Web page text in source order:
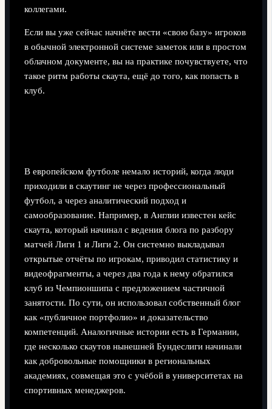
коллегами.
Если вы уже сейчас начнёте вести «свою базу» игроков
в обычной электронной системе заметок или в простом
облачном документе, вы на практике почувствуете, что
такое ритм работы скаута, ещё до того, как попасть в
клуб.
В европейском футболе немало историй, когда люди
приходили в скаутинг не через профессиональный
футбол, а через аналитический подход и
самообразование. Например, в Англии известен кейс
скаута, который начинал с ведения блога по разбору
матчей Лиги 1 и Лиги 2. Он системно выкладывал
открытые отчёты по игрокам, приводил статистику и
видеофрагменты, а через два года к нему обратился
клуб из Чемпионшипа с предложением частичной
занятости. По сути, он использовал собственный блог
как «публичное портфолио» и доказательство
компетенций. Аналогичные истории есть в Германии,
где несколько скаутов нынешней Бундеслиги начинали
как добровольные помощники в региональных
академиях, совмещая это с учёбой в университетах на
спортивных менеджеров.